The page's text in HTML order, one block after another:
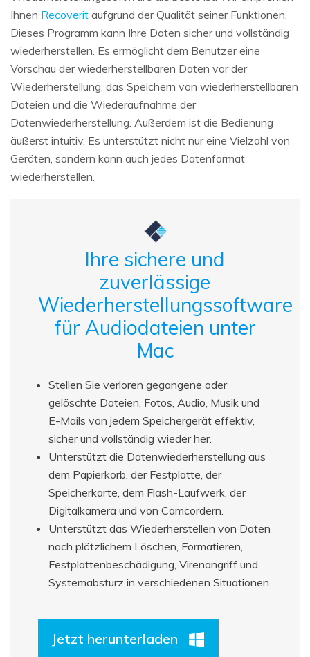
Ihnen Recoverit aufgrund der Qualität seiner Funktionen.
Dieses Programm kann Ihre Daten sicher und vollständig
wiederherstellen. Es ermöglicht dem Benutzer eine
Vorschau der wiederherstellbaren Daten vor der
Wiederherstellung, das Speichern von wiederherstellbaren
Dateien und die Wiederaufnahme der
Datenwiederherstellung. Außerdem ist die Bedienung
äußerst intuitiv. Es unterstützt nicht nur eine Vielzahl von
Geräten, sondern kann auch jedes Datenformat
wiederherstellen.
Ihre sichere und
zuverlässige
Wiederherstellungssoftware
für Audiodateien unter
Mac
Stellen Sie verloren gegangene oder
gelöschte Dateien, Fotos, Audio, Musik und
E-Mails von jedem Speichergerät effektiv,
sicher und vollständig wieder her.
Unterstützt die Datenwiederherstellung aus
dem Papierkorb, der Festplatte, der
Speicherkarte, dem Flash-Laufwerk, der
Digitalkamera und von Camcordern.
Unterstützt das Wiederherstellen von Daten
nach plötzlichem Löschen, Formatieren,
Festplattenbeschädigung, Virenangriff und
Systemabsturz in verschiedenen Situationen.
Jetzt herunterladen